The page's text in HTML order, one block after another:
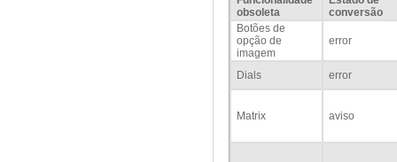
obsoleta
conversão
Botões de
opção de
imagem
error
Dials error
Matrix aviso